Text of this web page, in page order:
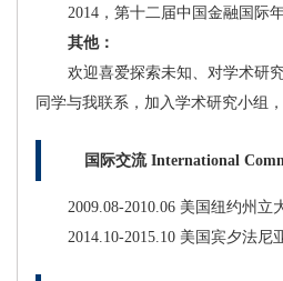
2014，第十二届中国金融国际
其他：
欢迎喜爱探索未知、对学术研
同学与我联系，加入学术研究小组
国际交流 International
2009.08-2010.06 美国纽约州立
2014.10-2015.10 美国宾夕法尼